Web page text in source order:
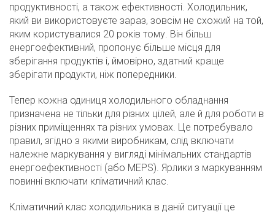
продуктивності, а також ефективності. Холодильник,
який ви використовуєте зараз, зовсім не схожий на той,
яким користувалися 20 років тому. Він більш
енергоефективний, пропонує більше місця для
зберігання продуктів і, ймовірно, здатний краще
зберігати продукти, ніж попередники.
Тепер кожна одиниця холодильного обладнання
призначена не тільки для різних цілей, але й для роботи в
різних приміщеннях та різних умовах. Це потребувало
правил, згідно з якими виробникам, слід включати
належне маркування у вигляді мінімальних стандартів
енергоефективності (або MEPS). Ярлики з маркуванням
повинні включати кліматичний клас.
Кліматичний клас холодильника в даній ситуації це